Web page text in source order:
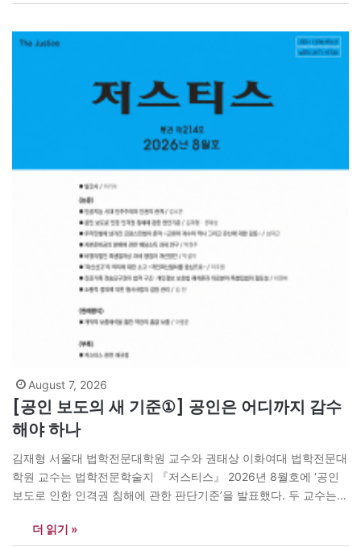
고 싶고, 만나고 싶어’ 오프닝으로 시작한다. 이어 오후 7시 창립 40
August 7, 2026
[공인 보도의 새 기준①] 공인은 어디까지 감수
해야 하나
김재형 서울대 법학전문대학원 교수와 권태상 이화여대 법학전문대
학원 교수는 법학전문학술지 『저스티스』 2026년 8월호에 ‘공인
보도로 인한 인격권 침해에 관한 판단기준’을 발표했다. 두 교수는
새롭게 정의하고, 자발성·공공성·유명성을 기준으로 보도 허용 범위
더 읽기 »